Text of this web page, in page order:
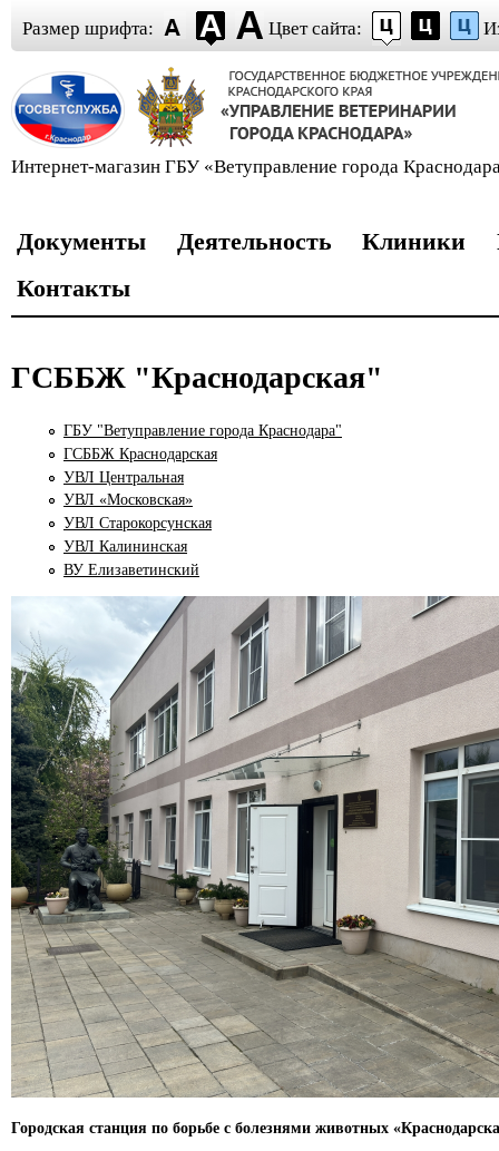
Перейти к основному содержанию
Размер шрифта: Цвет сайта:
Интернет-магазин ГБУ «Ветуправление города
Документы Деятельность Клиники
Контакты
ГСББЖ "Краснодарская"
ГБУ "Ветуправление города Краснодара"
ГСББЖ Краснодарская
УВЛ Центральная
УВЛ «Московская»
УВЛ Старокорсунская
УВЛ Калининская
ВУ Елизаветинский
Городская станция по борьбе с болезнями животных